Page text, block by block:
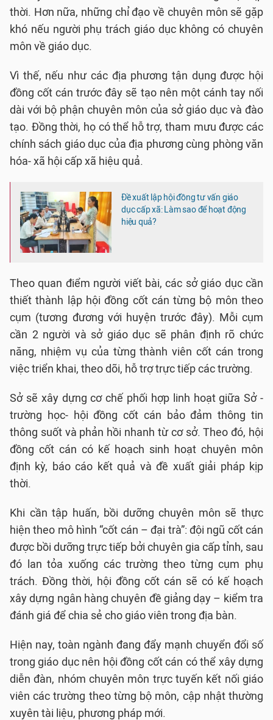
thời. Hơn nữa, những chỉ đạo về chuyên môn sẽ gặp
khó nếu người phụ trách giáo dục không có chuyên
môn về giáo dục.
Vì thế, nếu như các địa phương tận dụng được hội
đồng cốt cán trước đây sẽ tạo nên một cánh tay nối
dài với bộ phận chuyên môn của sở giáo dục và đào
tạo. Đồng thời, họ có thể hỗ trợ, tham mưu được các
chính sách giáo dục của địa phương cùng phòng văn
hóa- xã hội cấp xã hiệu quả.
Đề xuất lập hội đồng tư vấn giáo
dục cấp xã: Làm sao để hoạt động
hiệu quả?
Theo quan điểm người viết bài, các sở giáo dục cần
thiết thành lập hội đồng cốt cán từng bộ môn theo
cụm (tương đương với huyện trước đây). Mỗi cụm
cần 2 người và sở giáo dục sẽ phân định rõ chức
năng, nhiệm vụ của từng thành viên cốt cán trong
việc triển khai, theo dõi, hỗ trợ trực tiếp các trường.
Sở sẽ xây dựng cơ chế phối hợp linh hoạt giữa Sở -
trường học- hội đồng cốt cán bảo đảm thông tin
thông suốt và phản hồi nhanh từ cơ sở. Theo đó, hội
đồng cốt cán có kế hoạch sinh hoạt chuyên môn
định kỳ, báo cáo kết quả và đề xuất giải pháp kịp
thời.
Khi cần tập huấn, bồi dưỡng chuyên môn sẽ thực
hiện theo mô hình “cốt cán – đại trà”: đội ngũ cốt cán
được bồi dưỡng trực tiếp bởi chuyên gia cấp tỉnh, sau
đó lan tỏa xuống các trường theo từng cụm phụ
trách. Đồng thời, hội đồng cốt cán sẽ có kế hoạch
xây dựng ngân hàng chuyên đề giảng dạy – kiểm tra
đánh giá để chia sẻ cho giáo viên trong địa bàn.
Hiện nay, toàn ngành đang đẩy mạnh chuyển đổi số
trong giáo dục nên hội đồng cốt cán có thể xây dựng
diễn đàn, nhóm chuyên môn trực tuyến kết nối giáo
viên các trường theo từng bộ môn, cập nhật thường
xuyên tài liệu, phương pháp mới.